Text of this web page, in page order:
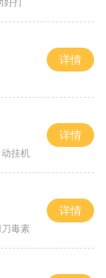
详情
挂机
详情
毒素
详情